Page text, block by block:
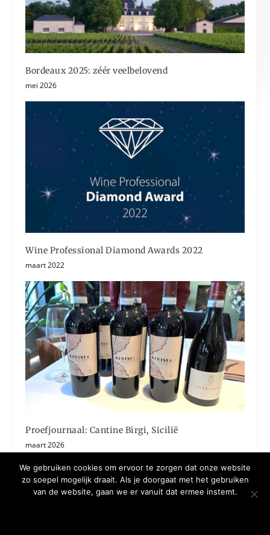
Bordeaux 2025: zéér veelbelovend
mei 2026
Wine Professional Diamond Awards 2022
maart 2022
Proefjournaal: Cantine Birgi, Sicilië
maart 2026
We gebruiken cookies om ervoor te zorgen dat onze website
zo soepel mogelijk draait. Als je doorgaat met het gebruiken
van de website, gaan we er vanuit dat ermee instemt.